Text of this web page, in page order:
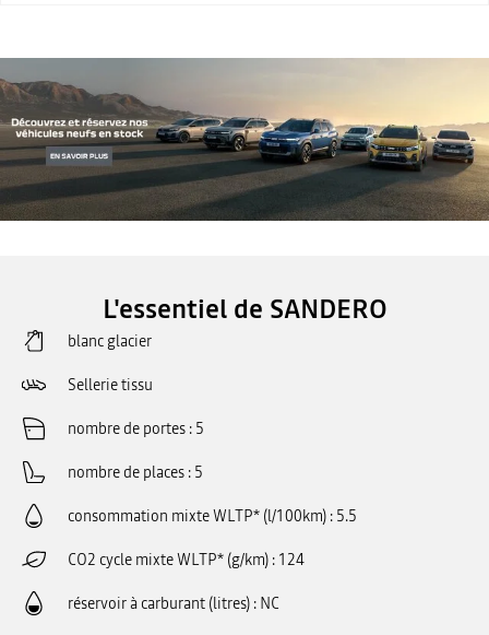
L'essentiel de SANDERO
blanc glacier
Sellerie tissu
nombre de portes 5
nombre de places 5
consommation mixte WLTP* (l/100km) 5.5
CO2 cycle mixte WLTP* (g/km) 124
réservoir à carburant (litres) NC